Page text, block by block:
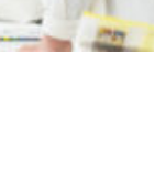
気軽にお